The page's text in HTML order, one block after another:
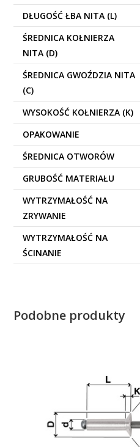
DŁUGOŚĆ ŁBA NITA (L)
ŚREDNICA KOŁNIERZA
NITA (D)
ŚREDNICA GWOŹDZIA NITA
(C)
WYSOKOŚĆ KOŁNIERZA (K)
OPAKOWANIE
ŚREDNICA OTWORÓW
GRUBOŚĆ MATERIAŁU
WYTRZYMAŁOŚĆ NA
ZRYWANIE
WYTRZYMAŁOŚĆ NA
ŚCINANIE
Podobne produkty